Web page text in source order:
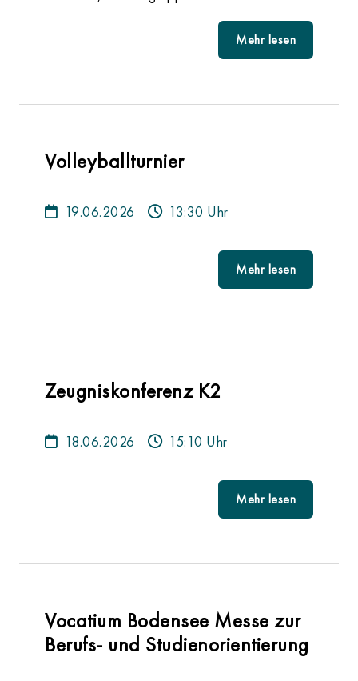
Mehr lesen
Volleyballturnier
19.06.2026 13:30 Uhr
Mehr lesen
Zeugniskonferenz K2
18.06.2026 15:10 Uhr
Mehr lesen
Vocatium Bodensee Messe zur
Berufs- und Studienorientierung